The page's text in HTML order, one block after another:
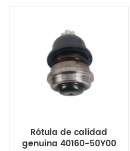
Rótula de calidad
genuina 40160-50Y00